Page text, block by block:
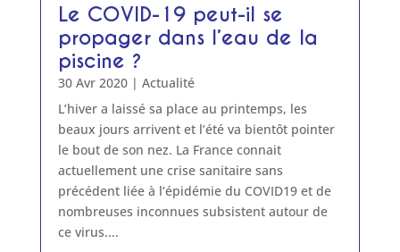
Le COVID-19 peut-il se
propager dans l’eau de la
piscine ?
30 Avr 2020| Actualité
L’hiver a laissé sa place au printemps, les
beaux jours arrivent et l’été va bientôt pointer
le bout de son nez. La France connait
actuellement une crise sanitaire sans
précédent liée à l’épidémie du COVID19 et de
nombreuses inconnues subsistent autour de
ce virus....